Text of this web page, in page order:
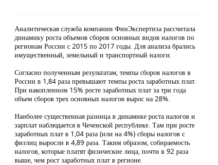
Аналитическая служба компании ФинЭкспертиза рассчитала
динамику роста объемов сборов основных видов налогов по
регионам России с 2015 по 2017 годы. Для анализа брались
имущественный, земельный и транспортный налоги.
Согласно полученным результатам, темпы сборов налогов в
России в 1,84 раза превышают темпы роста заработных плат.
При накопленном 15% росте заработных плат за три года
объем сборов трех основных налогов вырос на 28%.
Наиболее существенная разница в динамике роста налогов и
зарплат наблюдается в Чеченской республике. Там при росте
заработных плат в 1,04 раза (или на 4%) сборы налогов с
физлиц выросли в 4,89 раза. Таким образом, собираемость
налогов, которые платят физические лица, почти в 92 раза
выше, чем рост заработных плат в регионе.